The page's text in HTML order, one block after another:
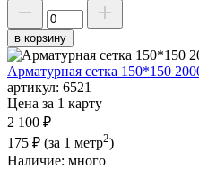
в корзину
Арматурная сетка 150*150
артикул: 6521
Цена за 1 карту
2 100 ₽
175 ₽ (за 1 метр2)
Наличие: много